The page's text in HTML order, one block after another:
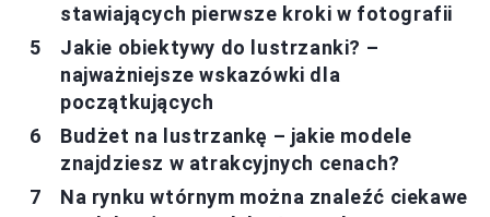
stawiających pierwsze kroki w fotografii
Jakie obiektywy do lustrzanki? –
najważniejsze wskazówki dla
początkujących
Budżet na lustrzankę – jakie modele
znajdziesz w atrakcyjnych cenach?
Na rynku wtórnym można znaleźć ciekawe